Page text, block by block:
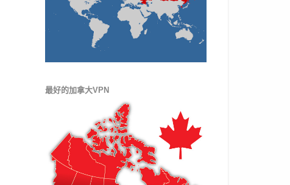
最好的加拿大VPN